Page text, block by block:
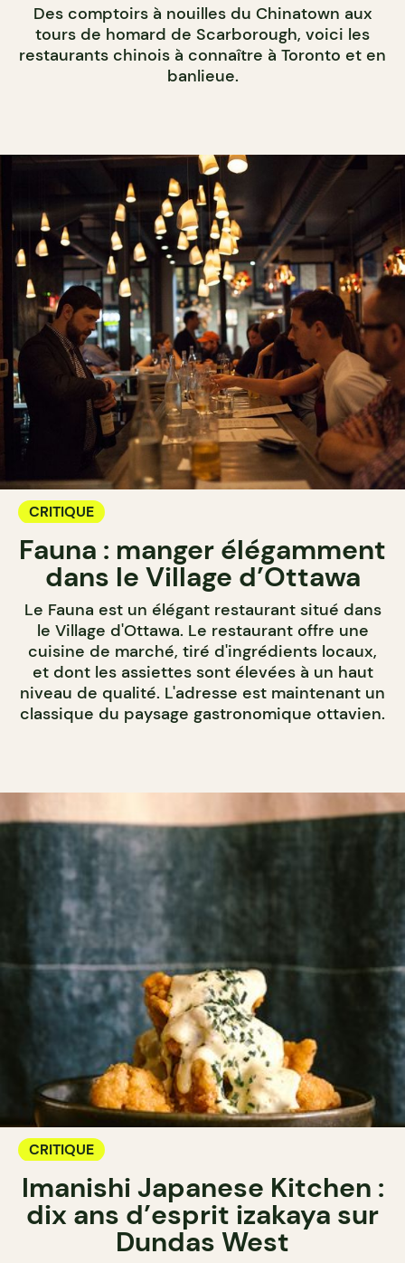
Des comptoirs à nouilles du Chinatown aux
tours de homard de Scarborough, voici les
restaurants chinois à connaître à Toronto et en
banlieue.
CRITIQUE
Fauna : manger élégamment
dans le Village d’Ottawa
Le Fauna est un élégant restaurant situé dans
le Village d'Ottawa. Le restaurant offre une
cuisine de marché, tiré d'ingrédients locaux,
et dont les assiettes sont élevées à un haut
niveau de qualité. L'adresse est maintenant un
classique du paysage gastronomique ottavien.
CRITIQUE
Imanishi Japanese Kitchen :
dix ans d’esprit izakaya sur
Dundas West